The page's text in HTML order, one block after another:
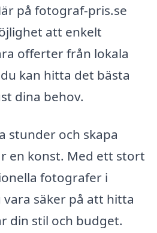
på fotograf-pris.se
att enkelt
offerter från lokala
kan hitta det bästa
dina behov.
stunder och skapa
en konst. Med ett stort
fotografer i
vara säker på att hitta
din stil och budget.